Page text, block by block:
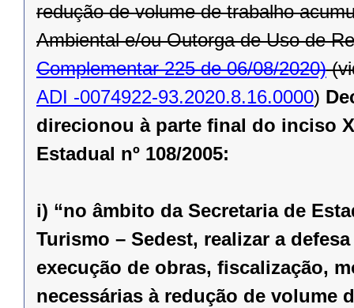
redução de volume de trabalho
Ambiental e/ou Outorga de Uso de
Complementar 225 de 06/08/2020)
ADI -0074922-93.2020.8.16.0000)
direcionou à parte final do inciso
Estadual nº 108/2005:
i) “no âmbito da Secretaria de
Turismo – Sedest, realizar a
execução de obras, fiscalização,
necessárias à redução de volume